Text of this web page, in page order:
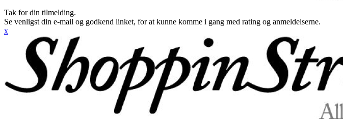
Tak for din tilmelding.
Se venligst din e-mail og godkend linket, for at kunne komme i gang med rating og anmeldelserne.
x